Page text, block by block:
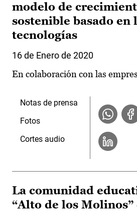
modelo de
sostenible basado en
tecnologías
16 de Enero de 2020
En colaboración con las
Notas de prensa
Fotos
Cortes audio
La comunidad
“Alto de los Molinos”